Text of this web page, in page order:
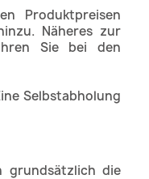
Produktpreisen
Näheres zur
Sie bei den
Selbstabholung
grundsätzlich die